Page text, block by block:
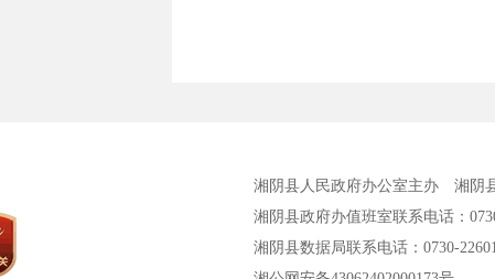
湘阴县人民政府办公室主办
湘阴
湘阴县政府办值班室联系电话：
湘阴县数据局联系电话：0730-